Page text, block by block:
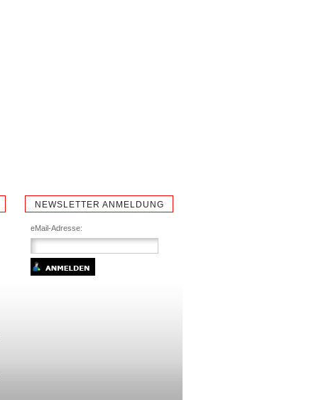
NEWSLETTER ANMELDUNG
eMail-Adresse: